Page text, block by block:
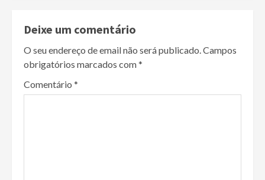
Deixe um comentário
O seu endereço de email não será publicado.Campos
obrigatórios marcados com*
Comentário *